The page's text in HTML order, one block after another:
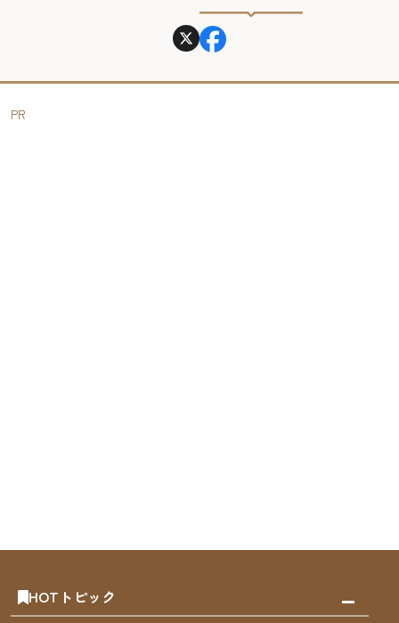
PR
HOTトピック